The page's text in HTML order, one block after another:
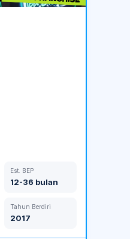
Est. BEP
12-36 bulan
Tahun Berdiri
2017